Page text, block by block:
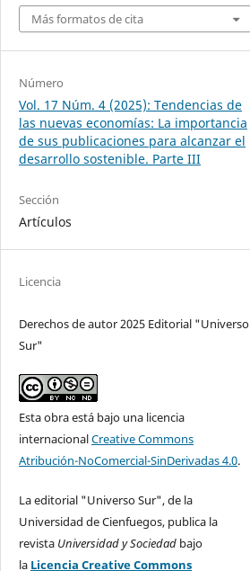
Más formatos de cita
Número
Vol. 17 Núm. 4 (2025): Tendencias de
las nuevas economías: La importancia
de sus publicaciones para alcanzar el
desarrollo sostenible. Parte III
Sección
Artículos
Licencia
Derechos de autor 2025 Editorial "Universo
Sur"
Esta obra está bajo una licencia
internacionalCreative Commons
Atribución-NoComercial-SinDerivadas 4.0.
La editorial "Universo Sur", de la
Universidad de Cienfuegos, publica la
revista Universidad y Sociedad bajo
la Licencia Creative Commons